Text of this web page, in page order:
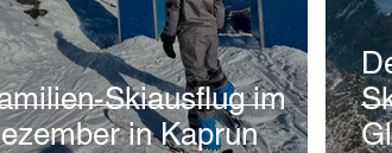
Skiausflug im
in Kaprun